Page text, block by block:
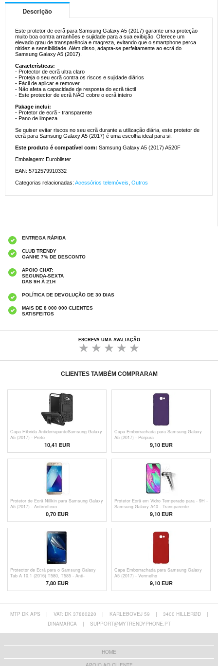
Descrição
Este protetor de ecrã para Samsung Galaxy A5 (2017) garante uma proteção
muito boa contra arranhões e sujidade para a sua exibição. Oferece um
elevado grau de transparência e magreza, evitando que o smartphone perca
nitidez e sensibilidade. Além disso, adapta-se perfeitamente ao ecrã do
Samsung Galaxy A5 (2017).
Características:
- Protector de ecrã ultra claro
- Proteja o seu ecrã contra os riscos e sujidade diários
- Fácil de aplicar e remover
- Não afeta a capacidade de resposta do ecrã táctil
- Este protector de ecrã NÃO cobre o ecrã inteiro
Pakage inclui:
- Protetor de ecrã - transparente
- Pano de limpeza
Se quiser evitar riscos no seu ecrã durante a utilização diária, este protetor de
ecrã para Samsung Galaxy A5 (2017) é uma escolha ideal para si.
Este produto é compatível com: Samsung Galaxy A5 (2017) A520F
Embalagem: Euroblister
EAN: 5712579910332
Categorias relacionadas: Acessórios telemóveis Outros
ENTREGA RÁPIDA
CLUB TRENDY
GANHE 7% DE DESCONTO
APOIO CHAT:
SEGUNDA-SEXTA
DAS 9H À 21H
POLÍTICA DE DEVOLUÇÃO DE 30 DIAS
MAIS DE 8 000 000 CLIENTES
SATISFEITOS
ESCREVA UMA AVALIAÇÃO
CLIENTES TAMBÉM COMPRARAM
Capa Híbrida AntiderrapanteSamsung Galaxy
A5 (2017) - Preto
10,41 EUR
Capa Emborrachada para Samsung Galaxy
A5 (2017) - Púrpura
9,10 EUR
Protetor de Ecrã Nillkin para Samsung Galaxy
A5 (2017) - Antirreflexo
0,70EUR
Protetor Ecrã em Vidro Temperado para - 9H -
Samsung Galaxy A40 - Transparente
9,10 EUR
Protector de Ecrã para o Samsung Galaxy
Tab A 10.1 (2016) T580, T585 - Anti-
7,80 EUR
Capa Emborrachada para Samsung Galaxy
A5 (2017) - Vermelho
9,10 EUR
MTP DK APS | VAT: DK 37860220 | KARLEBOVEJ 59 | 3400 HILLERØD
|
DINAMARCA
| SUPPORT@MYTRENDYPHONE.PT
HOME